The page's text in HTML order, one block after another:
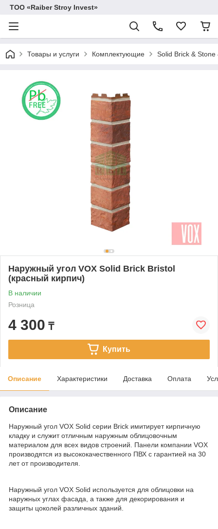
TOO «Raiber Stroy Invest»
Товары и услуги Комплектующие Solid Brick & Stone
Наружный угол VOX Solid Brick Bristol
(красный кирпич)
В наличии
Розница
4 300 ₸
Купить
Описание Характеристики Доставка Оплата
Описание
Наружный угол VOX Solid серии Brick имитирует кирпичную
кладку и служит отличным наружным облицовочным
материалом для всех видов строений. Панели компании VOX
производятся из высококачественного ПВХ с гарантией на 30
лет от производителя.
Наружный угол VOX Solid используется для облицовки на
наружных углах фасада, а также для декорирования и
защиты цоколей различных зданий.